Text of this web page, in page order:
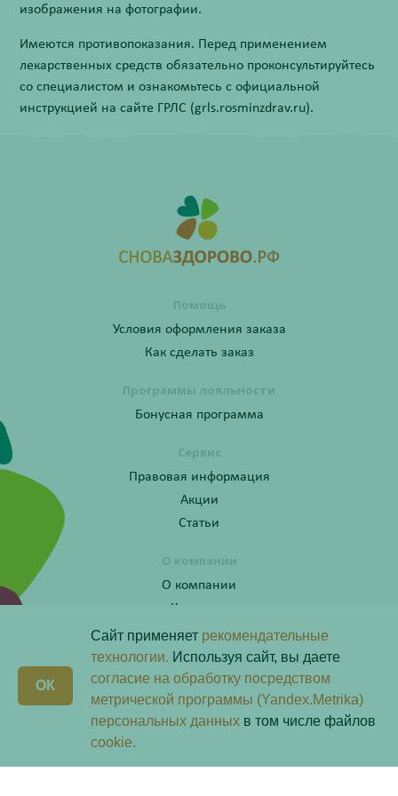
изображения на фотографии.
Имеются противопоказания. Перед применением
лекарственных средств обязательно проконсультируйтесь
со специалистом и ознакомьтесь с официальной
инструкцией на сайте ГРЛС (grls.rosminzdrav.ru).
Помощь
Условия оформления заказа
Как сделать заказ
Программы лояльности
Бонусная программа
Сервис
Правовая информация
Акции
Статьи
О компании
О компании
Контакты
Получите консультацию по телефону:
8 (800) 201-40-60 доб. 4
Сайт применяет рекомендательные
технологии. Используя сайт, вы даете
согласие на обработку посредством
метрической программы (Yandex.Metrika)
персональных данных в том числе файлов
cookie.
ОК
Скачай наше
приложение